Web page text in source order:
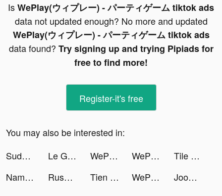
IsWePlay(ウィプレー) - パーティゲーム tiktok ads
data not updated enough? No more and updated
WePlay(ウィプレー) - パーティゲーム tiktok ads
data found? Try signing up and trying Pipiads for
free to find more!
Register-it's free
You may also be interested in:
Sudoku (Classic Puzzle Game) tiktok ads
Le Gioie tiktok ads WePlay(ウィプレー) - パーティゲーム tiktok ads WePlay(ウィプレー) - パーティゲーム tiktok ads
Tile Busters tiktok ads
Namshi Fashion - نمشي للأزياء tiktok ads
Rush Royale: Tower Defense TD tiktok ads Tien Vu tiktok ads WePlay(ウィプレー) - パーティゲーム tiktok ads Joom. Black Friday tiktok ads